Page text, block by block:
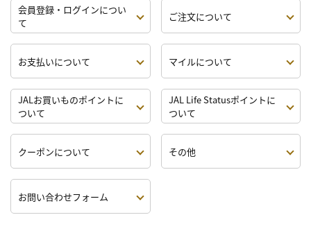
会員登録・ログインについ
て
ご注文について
お支払いについて マイルについて
JALお買いものポイントに
ついて
JAL Life Statusポイントに
ついて
クーポンについて その他
お問い合わせフォーム